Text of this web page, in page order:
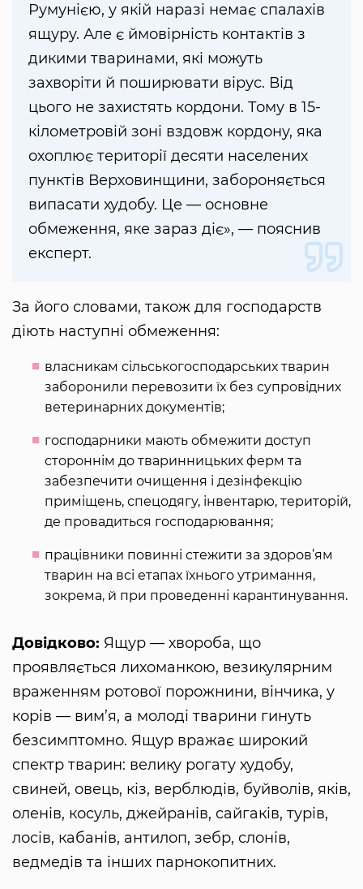
Румунією, у якій наразі немає спалахів
ящуру. Але є ймовірність контактів з
дикими тваринами, які можуть
захворіти й поширювати вірус. Від
цього не захистять кордони. Тому в 15-
кілометровій зоні вздовж кордону, яка
охоплює території десяти населених
пунктів Верховинщини, забороняється
випасати худобу. Це — основне
обмеження, яке зараз діє», — пояснив
експерт.
За його словами, також для господарств
діють наступні обмеження:
власникам сільськогосподарських тварин
заборонили перевозити їх без супровідних
ветеринарних документів;
господарники мають обмежити доступ
стороннім до тваринницьких ферм та
забезпечити очищення і дезінфекцію
приміщень, спецодягу, інвентарю, територій,
де провадиться господарювання;
працівники повинні стежити за здоров’ям
тварин на всі етапах їхнього утримання,
зокрема, й при проведенні карантинування.
Довідково: Ящур — хвороба, що
проявляється лихоманкою, везикулярним
враженням ротової порожнини, вінчика, у
корів — вим’я, а молоді тварини гинуть
безсимптомно. Ящур вражає широкий
спектр тварин: велику рогату худобу,
свиней, овець, кіз, верблюдів, буйволів, яків,
оленів, косуль, джейранів, сайгаків, турів,
лосів, кабанів, антилоп, зебр, слонів,
ведмедів та інших парнокопитних.